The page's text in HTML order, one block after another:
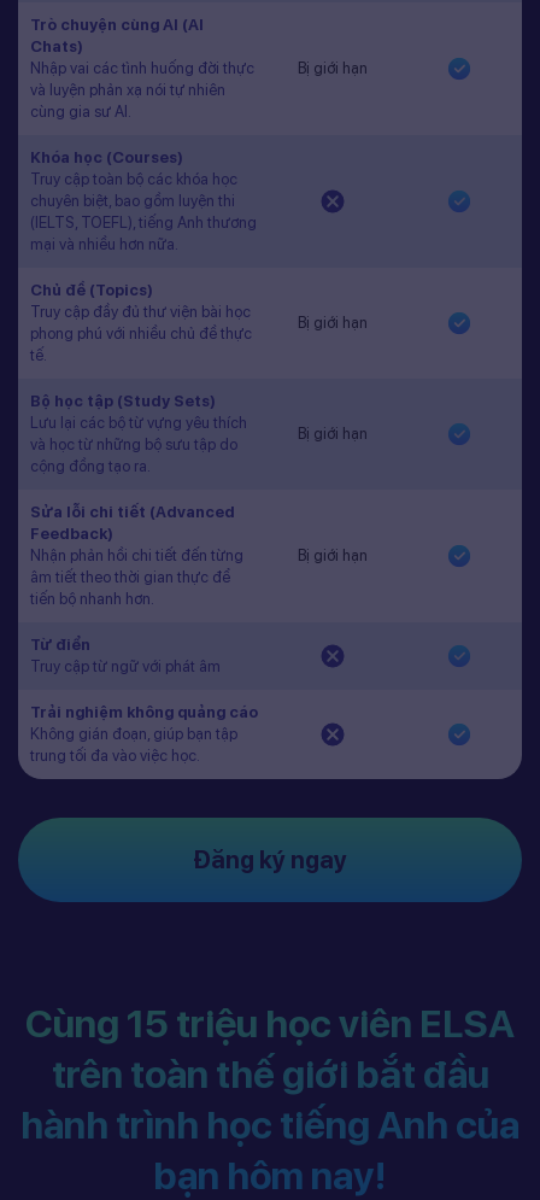
Trò chuyện cùng AI (AI
Chats)
Nhập vai các tình huống đời thực
và luyện phản xạ nói tự nhiên
cùng gia sư AI.
Bị giới hạn
Khóa học (Courses)
Truy cập toàn bộ các khóa học
chuyên biệt, bao gồm luyện thi
(IELTS, TOEFL), tiếng Anh thương
mại và nhiều hơn nữa.
Chủ đề (Topics)
Truy cập đầy đủ thư viện bài học
phong phú với nhiều chủ đề thực
tế.
Bị giới hạn
Bộ học tập (Study Sets)
Lưu lại các bộ từ vựng yêu thích
và học từ những bộ sưu tập do
cộng đồng tạo ra.
Bị giới hạn
Sửa lỗi chi tiết (Advanced
Feedback)
Nhận phản hồi chi tiết đến từng
âm tiết theo thời gian thực để
tiến bộ nhanh hơn.
Bị giới hạn
Từ điển
Truy cập từ ngữ với phát âm
Trải nghiệm không quảng cáo
Không gián đoạn, giúp bạn tập
trung tối đa vào việc học.
Đăng ký ngay
Cùng 15 triệu học viên ELSA
trên toàn thế giới bắt đầu
hành trình học tiếng Anh của
bạn hôm nay!